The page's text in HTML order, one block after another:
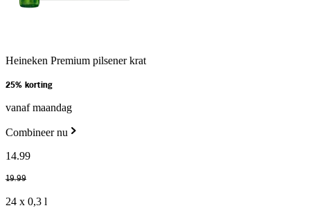
Heineken Premium pilsener krat
25% korting
vanaf maandag
Combineer nu
14.99
19.99
24 x 0,3 l